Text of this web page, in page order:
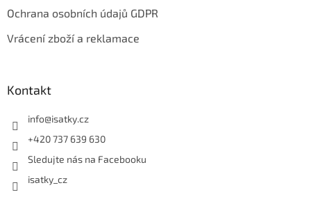
Ochrana osobních údajů GDPR
Vrácení zboží a reklamace
Kontakt
info@isatky.cz
+420 737 639 630
Sledujte nás na Facebooku
isatky_cz